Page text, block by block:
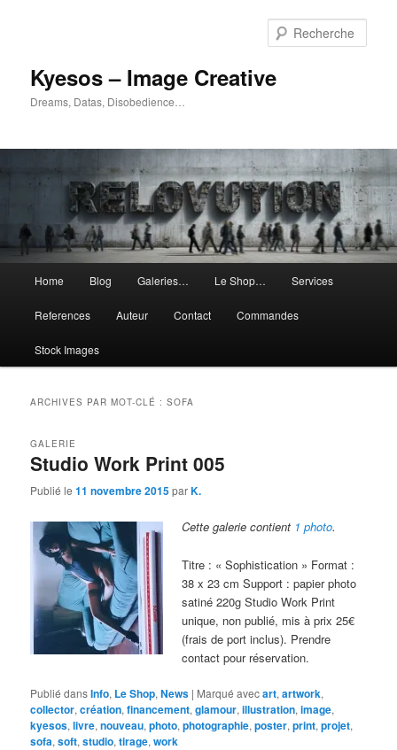
Kyesos – Image Creative
Dreams, Datas, Disobedience…
principal
Home Blog Galeries… Le Shop… Services
References Auteur Contact Commandes
Stock Images
ARCHIVES PAR MOT-CLÉ :SOFA
Studio Work Print 005
GALERIE
Publié le11 novembre 2015parK.
Cette galerie contient 1 photo.
Titre : « Sophistication » Format :
38 x 23 cm Support : papier photo
satiné 220g Studio Work Print
unique, non publié, mis à prix 25€
(frais de port inclus). Prendre
contact pour réservation.
Publié dansInfo, Le Shop,News | Marqué avecart,artwork,
collector,création,financement,glamour,illustration,image,
kyesos,livre,nouveau,photo,photographie,poster,print,projet,
sofa,soft,studio,tirage,work